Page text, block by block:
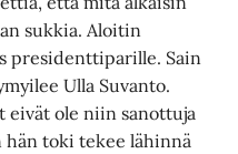
sukkia. Aloitin
presidenttiparille. Sain
Ulla Suvanto.
eivät ole niin sanottuja
toki tekee lähinnä